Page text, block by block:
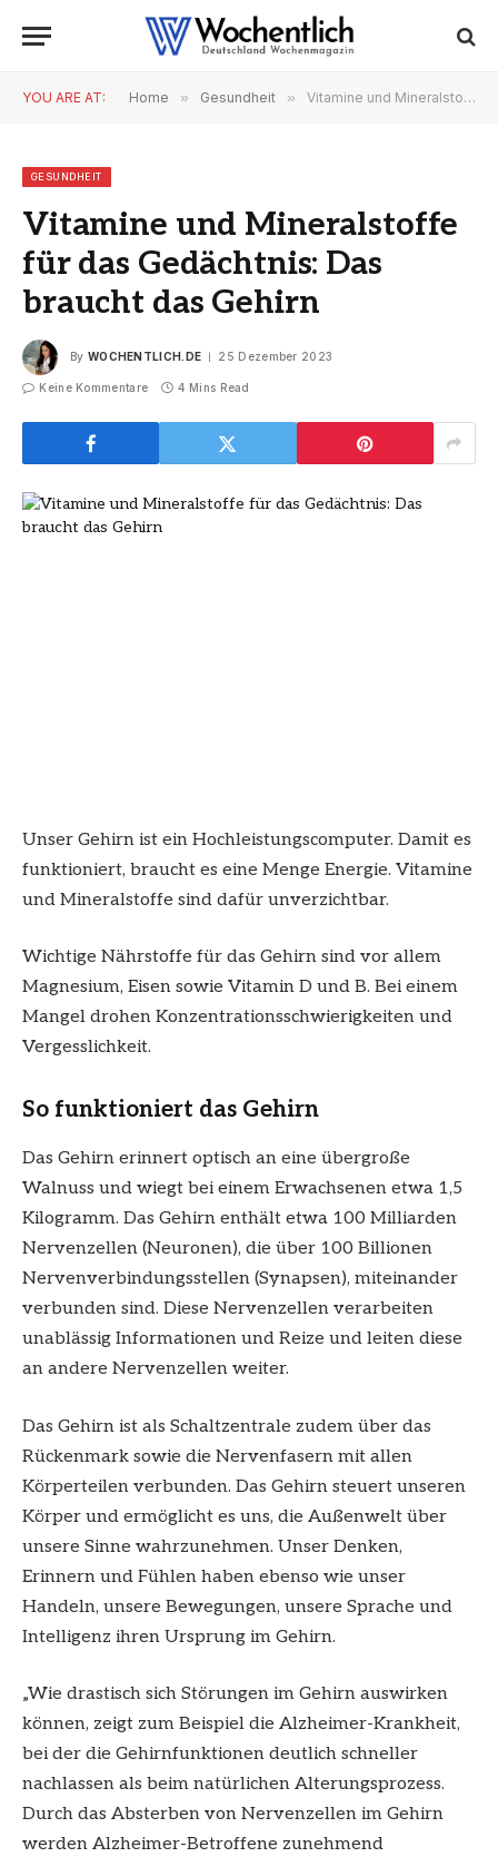
YOU ARE AT: Home » Gesundheit » Vitamine und Mineralstoffe für das Gedächtnis: Das braucht das Gehirn
GESUNDHEIT
Vitamine und Mineralstoffe
für das Gedächtnis: Das
braucht das Gehirn
By WOCHENTLICH.DE 25 Dezember 2023
Keine Kommentare 4 Mins Read
Unser Gehirn ist ein Hochleistungscomputer. Damit es
funktioniert, braucht es eine Menge Energie. Vitamine
und Mineralstoffe sind dafür unverzichtbar.
Wichtige Nährstoffe für das Gehirn sind vor allem
Magnesium, Eisen sowie Vitamin D und B. Bei einem
Mangel drohen Konzentrationsschwierigkeiten und
Vergesslichkeit.
So funktioniert das Gehirn
Das Gehirn erinnert optisch an eine übergroße
Walnuss und wiegt bei einem Erwachsenen etwa 1,5
Kilogramm. Das Gehirn enthält etwa 100 Milliarden
Nervenzellen (Neuronen), die über 100 Billionen
Nervenverbindungsstellen (Synapsen), miteinander
verbunden sind. Diese Nervenzellen verarbeiten
unablässig Informationen und Reize und leiten diese
an andere Nervenzellen weiter.
Das Gehirn ist als Schaltzentrale zudem über das
Rückenmark sowie die Nervenfasern mit allen
Körperteilen verbunden. Das Gehirn steuert unseren
Körper und ermöglicht es uns, die Außenwelt über
unsere Sinne wahrzunehmen. Unser Denken,
Erinnern und Fühlen haben ebenso wie unser
Handeln, unsere Bewegungen, unsere Sprache und
Intelligenz ihren Ursprung im Gehirn.
„Wie drastisch sich Störungen im Gehirn auswirken
können, zeigt zum Beispiel die Alzheimer-Krankheit,
bei der die Gehirnfunktionen deutlich schneller
nachlassen als beim natürlichen Alterungsprozess.
Durch das Absterben von Nervenzellen im Gehirn
werden Alzheimer-Betroffene zunehmend